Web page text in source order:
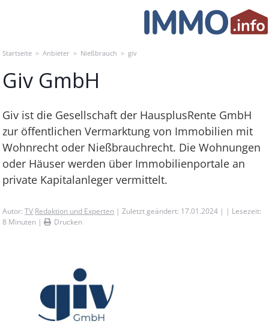
Startseite >Anbieter > Nießbrauch >giv
Giv GmbH
Giv ist die Gesellschaft der HausplusRente GmbH
zur öffentlichen Vermarktung von Immobilien mit
Wohnrecht oder Nießbrauchrecht. Die Wohnungen
oder Häuser werden über Immobilienportale an
private Kapitalanleger vermittelt.
Autor:TV Redaktion und Experten | Zuletzt geändert: 17.01.2024 | | Lesezeit:
8 Minuten | Drucken